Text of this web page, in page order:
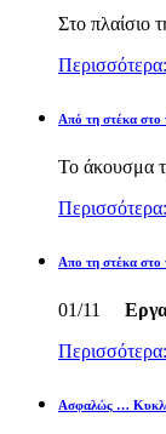
Στο πλαίσιο
Από τη στέκα στο
Το άκουσμα
Απο τη στέκα στο
01/11
Ασφαλώς …